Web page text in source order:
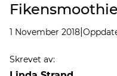
Fikensmoothie
1 November 2018
Skrevet av: